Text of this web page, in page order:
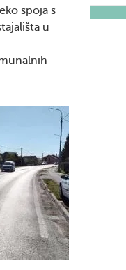
spoja s
u